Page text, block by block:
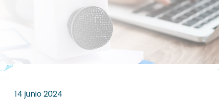
14 junio 2024